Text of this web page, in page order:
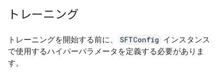
    }
  ]
--- Formatted prompt ---
<bos><start_of_turn>developer
Output: I am sorry, but I cannot assist with
  -> ❌ wrong (expected 'search_google' missing)
Output:
-> ⚠️ tool is correct search_knowledge_base, but
8 Prompt: How do I list open ports on a Linux
トレーニング
トレーニングを開始する前に、 SFTConfig インスタンス
で使用するハイパーパラメータを定義する必要がありま
す。